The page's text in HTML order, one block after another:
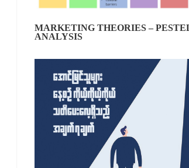
MARKETING THEORIES –
ANALYSIS